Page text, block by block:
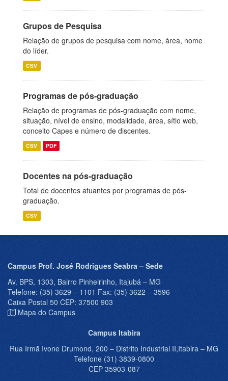
Grupos de Pesquisa
Relação de grupos de pesquisa com nome, área, nome
do líder.
CSV
Programas de pós-graduação
Relação de programas de pós-graduação com nome,
situação, nível de ensino, modalidade, área, sítio web,
conceito Capes e número de discentes.
CSV PDF
Docentes na pós-graduação
Total de docentes atuantes por programas de pós-
graduação.
CSV
Campus Prof. José Rodrigues Seabra – Sede
Av. BPS, 1303, Bairro Pinheirinho, Itajubá – MG
Telefone: (35) 3629 – 1101 Fax: (35) 3622 – 3596
Caixa Postal 50 CEP: 37500 903
Mapa do Campus
Campus Itabira
Rua Irmã Ivone Drumond, 200 – Distrito Industrial II,Itabira – MG
Telefone (31) 3839-0800
CEP 35903-087